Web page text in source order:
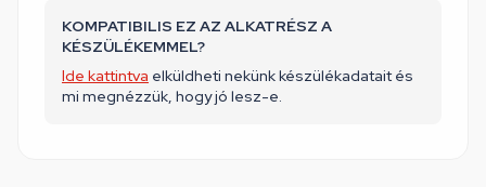
KOMPATIBILIS EZ AZ ALKATRÉSZ A
KÉSZÜLÉKEMMEL?
Ide kattintva elküldheti nekünk készülékadatait és
mi megnézzük, hogy jó lesz-e.